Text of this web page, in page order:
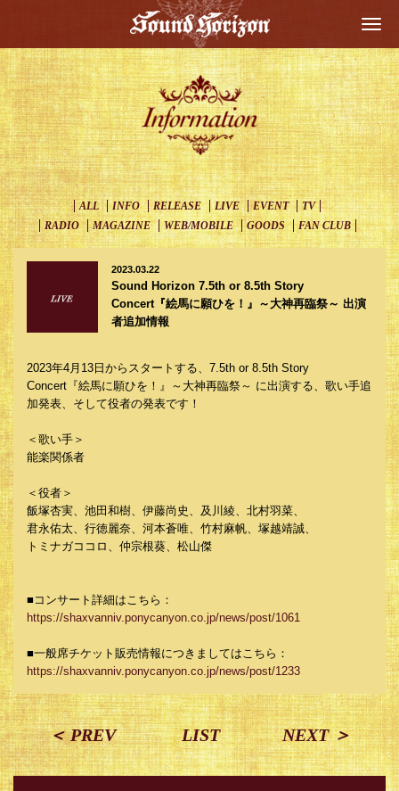
ALL INFO RELEASE LIVE EVENT
TV
RADIO
MAGAZINE WEB/MOBILE GOODS FAN CLUB
2023.03.22
Sound Horizon 7.5th or 8.5th Story
Concert『絵馬に願ひを！』～大神再臨祭～ 出演
者追加情報
2023年4月13日からスタートする、7.5th or 8.5th Story
Concert『絵馬に願ひを！』～大神再臨祭～ に出演する、歌い手追
加発表、そして役者の発表です！
＜歌い手＞
能楽関係者
＜役者＞
飯塚杏実、池田和樹、伊藤尚史、及川綾、北村羽菜、
君永佑太、行徳麗奈、河本蒼唯、竹村麻帆、塚越靖誠、
トミナガココロ、仲宗根葵、松山傑
■コンサート詳細はこちら：
https://shaxvanniv.ponycanyon.co.jp/news/post/1061
■一般席チケット販売情報につきましてはこちら：
https://shaxvanniv.ponycanyon.co.jp/news/post/1233
＜ PREV LIST NEXT ＞